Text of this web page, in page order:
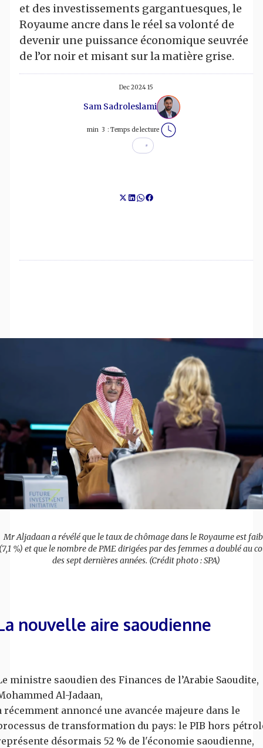
et des investissements gargantuesques, le
Royaume ancre dans le réel sa volonté de
devenir une puissance économique seuvrée
de l’or noir et misant sur la matière grise.
15 Dec 2024
Sam Sadroleslami
Temps de lecture :
3
min
Mr Aljadaan a révélé que le taux de chômage dans le Royaume est
%) et que le nombre de PME dirigées par des femmes a doublé au
des sept dernières années. (Crédit photo : SPA)
nouvelle aire saoudienne
ministre saoudien des Finances de l’Arabie Saoudite,
Al-Jadaan,
récemment annoncé une avancée majeure dans le
de transformation du pays: le PIB hors
désormais 52 % de l'économie saoudienne,